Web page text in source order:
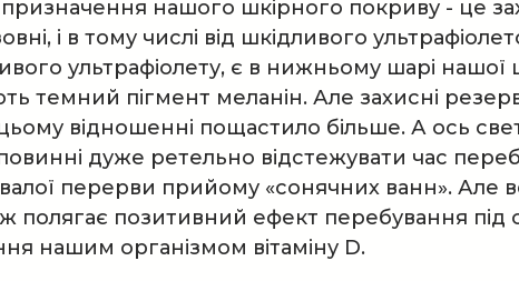
нашого шкірного покриву - це
і в тому числі від шкідливого
ультрафіолету, є в нижньому шарі нашої
темний пігмент меланін. Але захисні
відношенні пощастило більше. А ось
дуже ретельно відстежувати час
перерви прийому «сонячних ванн». Але
полягає позитивний ефект перебування
нашим організмом вітаміну D.